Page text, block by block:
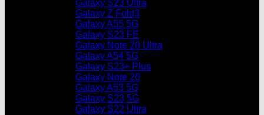
Galaxy S23 Ultra
Galaxy Z Fold3
Galaxy A55 5G
Galaxy S23 FE
Galaxy Note 20 Ultra
Galaxy A54 5G
Galaxy S23+ Plus
Galaxy Note 20
Galaxy A53 5G
Galaxy S23 5G
Galaxy S22 Ultra